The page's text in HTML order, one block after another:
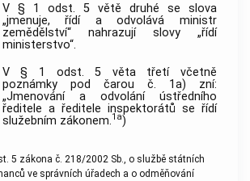
V § 1 odst. 5 větě druhé se slova
„jmenuje, řídí a odvolává ministr
zemědělství“ nahrazují slovy „řídí
ministerstvo“.
V § 1 odst. 5 věta třetí včetně
poznámky pod čarou č. 1a) zní:
„Jmenování a odvolání ústředního
ředitele a ředitele inspektorátů se řídí
služebním zákonem.1a)
5 zákona č. 218/2002 Sb., o službě státních
ve správních úřadech a o odměňování